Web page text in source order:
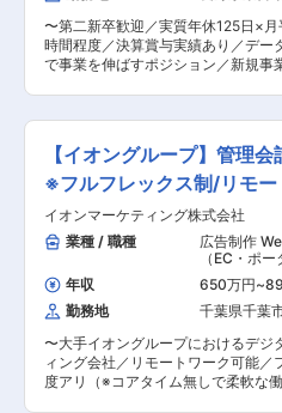
た取組みを行う仙台の「四方よし」
彰されています。またJ-Startup
ばれました。 ■介護業務支援ソフト「ケア樹」に
ついて 介護事業者の「経営難」「人
発された介護業務支援ソフトです。
ースしてから、現在全国で約4,000
改善の悩みを解決するためにシステ
視化することが可能です。 変更の範囲：会社の定
める業務
以上のAI/DX案件を手掛けるエクサ
開発したAIプロダクトで、SaaS業
ードで急成長しています。 840時間
減を可能にする本プロダクトは、大
に自治体や官公庁など、約1,000社
り替えて利用できる技術（マイグレ
術）にて特許を取得したほか、音声
した議事録作成機能や、画像生成機
れ、サポートできる業務のバラエテ
おります。 （2）exaBase 生成AI for自治体 上記
のexaBase 生成AIを、自治体や官公
向けに機能アップデートしてリリー
スです。 行政専用ネットワークであ
境でご利用いただけるだけでなく、
の連携も可能となっております。そ
調達仕様書や交付金制度の要綱など
で、文書生成や要点抽出をすること
か、庁内規則やマニュアルを取り込
〜第二新卒歓迎／実質年休125日×月
時間程度／決算賞与実績あり／デー
で事業を伸ばすポジション／新規事
組みづくり」「マニュアル・チェッ
成」「業務改善」など、セールス・
門を支えながら、事業の成長を仕掛
ンです。 データ分析や業務設計を通
すれば仕組みで事業を伸ばせるか”を
する役割を担います。 ■業務詳細： ・販売・マ
ーケティング戦略の立案・実行サポ
仕入れフローの整備、マニュアル・
トの作成 ・業務改善・KPI設計・数
データ分析、集客・販促施策の検討
ーションの最適化、進行管理 ・新規
ャンペーンの企画立案 ■業務の魅力 ◇新しいビ
ジネスを“ゼロから仕組みにする仕事
「売る」ではなく「売れる仕組みを
自分が作った仕組みで事業が回り始
大きな達成感があります。 ◇事業の
【イオングループ】管理
※フルフレックス制/リモ
イオンマーケティング株式会社
業種 / 職種
広告制作
（EC・ポ
会計 経営企
年収 650万円~
勤務地
千葉県千葉
〜大手イオングループにおけるデジ
ィング会社／リモートワーク可能／
度アリ（※コアタイム無しで柔軟な